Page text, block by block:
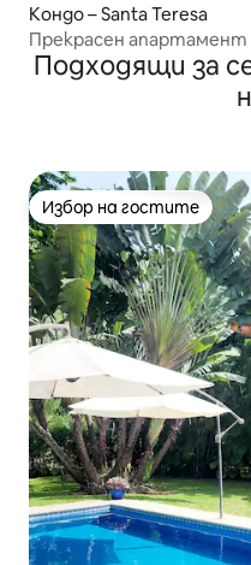
Кондо – Santa Teresa
Прекрасен апартамент
Подходящи за
Избор на гостите
Избор на гостите